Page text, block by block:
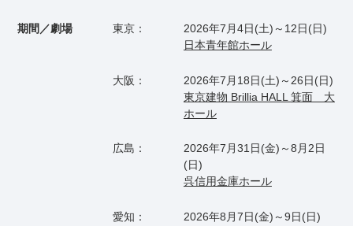
期間／劇場 東京：
2026年7月4日(土)～12日(日)
日本青年館ホール
大阪：
2026年7月18日(土)～26日(日)
東京建物 Brillia HALL 箕面 大
ホール
広島：
2026年7月31日(金)～8月2日
(日)
呉信用金庫ホール
愛知：
2026年8月7日(金)～9日(日)